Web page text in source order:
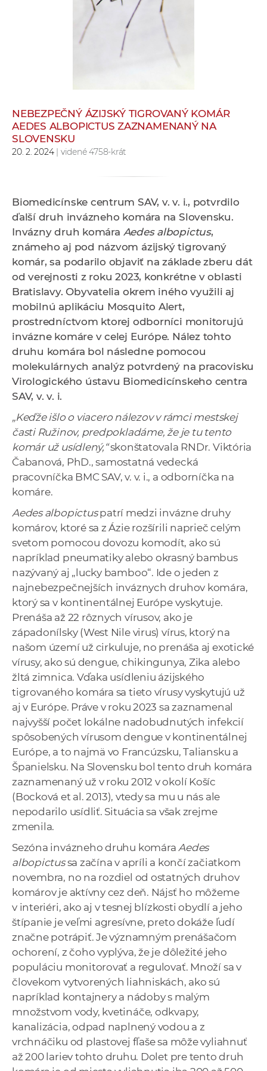
v
c
h
p
r
a
c
v
n
k
o
NEBEZPEČNÝ ÁZIJSKÝ TIGROVANÝ KOMÁR
AEDES ALBOPICTUS ZAZNAMENANÝ NA
SLOVENSKU
20. 2. 2024| videné 4758-krát
Biomedicínske centrum SAV, v. v. i., potvrdilo
ďalší druh invázneho komára na Slovensku.
Invázny druh komára Aedes albopictus,
známeho aj pod názvom ázijský tigrovaný
komár, sa podarilo objaviť na základe zberu dát
od verejnosti z roku 2023, konkrétne v oblasti
Bratislavy. Obyvatelia okrem iného využili aj
mobilnú aplikáciu Mosquito Alert,
prostredníctvom ktorej odborníci monitorujú
invázne komáre v celej Európe. Nález tohto
druhu komára bol následne pomocou
molekulárnych analýz potvrdený na pracovisku
Virologického ústavu Biomedicínskeho centra
SAV, v. v. i.
„Keďže išlo o viacero nálezov v rámci mestskej
časti Ružinov, predpokladáme, že je tu tento
komár už usídlený,“skonštatovala RNDr. Viktória
Čabanová, PhD., samostatná vedecká
pracovníčka BMC SAV, v. v. i., a odborníčka na
komáre.
Aedes albopictuspatrí medzi invázne druhy
komárov, ktoré sa z Ázie rozšírili naprieč celým
svetom pomocou dovozu komodít, ako sú
napríklad pneumatiky alebo okrasný bambus
nazývaný aj „lucky bamboo“. Ide o jeden z
najnebezpečnejších inváznych druhov komára,
ktorý sa v kontinentálnej Európe vyskytuje.
Prenáša až 22 rôznych vírusov, ako je
západonílsky (West Nile virus) vírus, ktorý na
našom území už cirkuluje, no prenáša aj exotické
vírusy, ako sú dengue, chikingunya, Zika alebo
žltá zimnica. Vďaka usídleniu ázijského
tigrovaného komára sa tieto vírusy vyskytujú už
aj v Európe. Práve v roku 2023 sa zaznamenal
najvyšší počet lokálne nadobudnutých infekcií
spôsobených vírusom dengue v kontinentálnej
Európe, a to najmä vo Francúzsku, Taliansku a
Španielsku. Na Slovensku bol tento druh komára
zaznamenaný už v roku 2012 v okolí Košíc
(Bocková et al. 2013), vtedy sa mu u nás ale
nepodarilo usídliť. Situácia sa však zrejme
zmenila.
Sezóna invázneho druhu komáraAedes
albopictussa začína v apríli a končí začiatkom
novembra, no na rozdiel od ostatných druhov
komárov je aktívny cez deň. Nájsť ho môžeme
v interiéri, ako aj v tesnej blízkosti obydlí a jeho
štípanie je veľmi agresívne, preto dokáže ľudí
značne potrápiť. Je významným prenášačom
ochorení, z čoho vyplýva, že je dôležité jeho
populáciu monitorovať a regulovať. Množí sa v
človekom vytvorených liahniskách, ako sú
napríklad kontajnery a nádoby s malým
množstvom vody, kvetináče, odkvapy,
kanalizácia, odpad naplnený vodou a z
vrchnáčiku od plastovej fľaše sa môže vyliahnuť
až 200 lariev tohto druhu. Dolet pre tento druh